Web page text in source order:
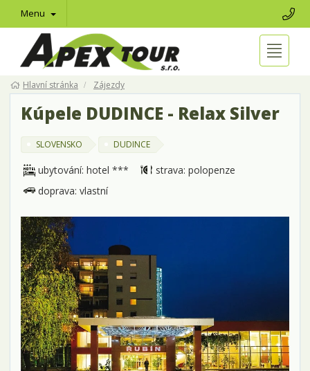
Menu
Hlavní stránka Zájezdy
Kúpele DUDINCE - Relax Silver
SLOVENSKO DUDINCE
ubytování: hotel ***
strava: polopenze
doprava: vlastní